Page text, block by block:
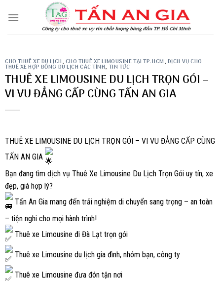
CHO THUÊ XE DU LỊCH, CHO THUÊ XE LIMOUSINE TẠI TP.HCM, DỊCH VỤ CHO
THUÊ XE HỢP ĐỒNG DU LỊCH CÁC TỈNH, TIN TỨC
THUÊ XE LIMOUSINE DU LỊCH TRỌN GÓI –
VI VU ĐẲNG CẤP CÙNG TẤN AN GIA
THUÊ XE LIMOUSINE DU LỊCH TRỌN GÓI – VI VU ĐẲNG CẤP CÙNG
TẤN AN GIA
Bạn đang tìm dịch vụ Thuê Xe Limousine Du Lịch Trọn Gói uy tín, xe
đẹp, giá hợp lý?
Tấn An Gia mang đến trải nghiệm di chuyển sang trọng – an toàn
– tiện nghi cho mọi hành trình!
Thuê xe Limousine đi Đà Lạt trọn gói
Thuê xe Limousine du lịch gia đình, nhóm bạn, công ty
Thuê xe Limousine đưa đón tận nơi